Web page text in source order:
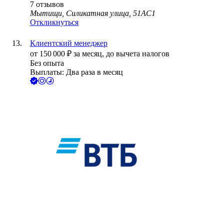
7 отзывов
Мытищи, Силикатная улица, 51АС1
Откликнуться
Клиентский менеджер
от 150 000 ₽ за месяц, до вычета налогов
Без опыта
Выплаты: Два раза в месяц